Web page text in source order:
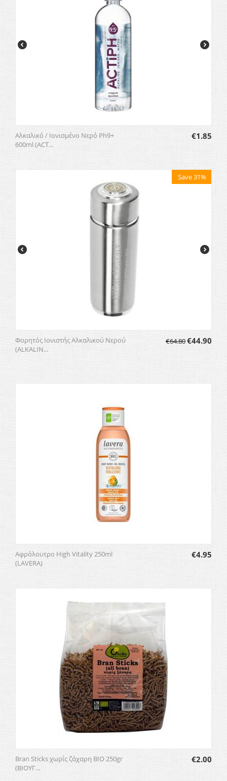
Αλκαλικό / Ιονισμένο Νερό Ph9+
600ml (ACT...
€1.85
Save 31%
Φορητός Ιονιστής Αλκαλικού Νερού
(ALKALIN...
€64.80€44.90
Αφρόλουτρο High Vitality 250ml
(LAVERA)
€4.95
Bran Sticks χωρίς ζάχαρη BIO 250gr
(ΒΙΟΥΓ...
€2.00